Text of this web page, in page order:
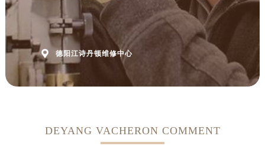
 德阳江诗丹顿维修中心
DEYANG VACHERON COMMENT